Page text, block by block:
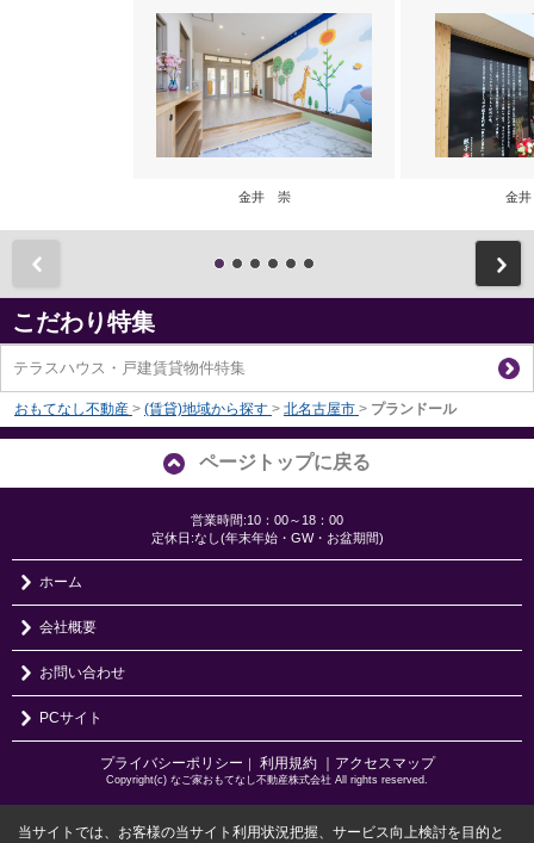
金井 崇 金
こだわり特集
テラスハウス・戸建賃貸物件特集
おもてなし不動産 > (賃貸)地域から探す > 北名古屋市 > プランドール
ページトップに戻る
営業時間:10：00～18：00
定休日:なし(年末年始・GW・お盆期間)
ホーム
会社概要
お問い合わせ
PCサイト
プライバシーポリシー 利用規約 ｜アクセスマップ
Copyright(c) なご家おもてなし不動産株式会社 All rights reserved.
当サイトでは、お客様の当サイト利用状況把握、サービス向上検討を目的と